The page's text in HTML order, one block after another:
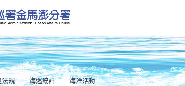
法規 海巡統計 海洋活動